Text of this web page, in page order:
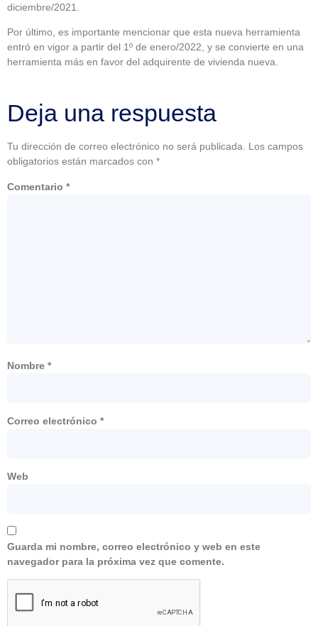
diciembre/2021.
Por último, es importante mencionar que esta nueva herramienta
entró en vigor a partir del 1º de enero/2022, y se convierte en una
herramienta más en favor del adquirente de vivienda nueva.
Deja una respuesta
Tu dirección de correo electrónico no será publicada.
Los campos
obligatorios están marcados con *
Comentario *
Nombre *
Correo electrónico *
Web
Guarda mi nombre, correo electrónico y web en este
navegador para la próxima vez que comente.